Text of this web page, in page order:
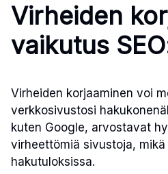
Virheiden
vaikutus
Virheiden korjaaminen voi
verkkosivustosi
kuten Google, arvostavat
virheettömiä sivustoja,
hakutuloksissa.